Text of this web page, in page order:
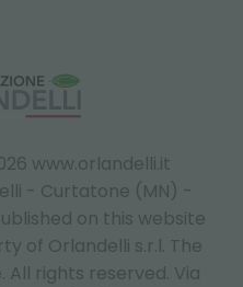
www.orlandelli.it
- Curtatone (MN) -
on this website
of Orlandelli s.r.l. The
All rights reserved. Via